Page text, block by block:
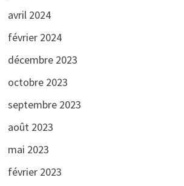
avril 2024
février 2024
décembre 2023
octobre 2023
septembre 2023
août 2023
mai 2023
février 2023